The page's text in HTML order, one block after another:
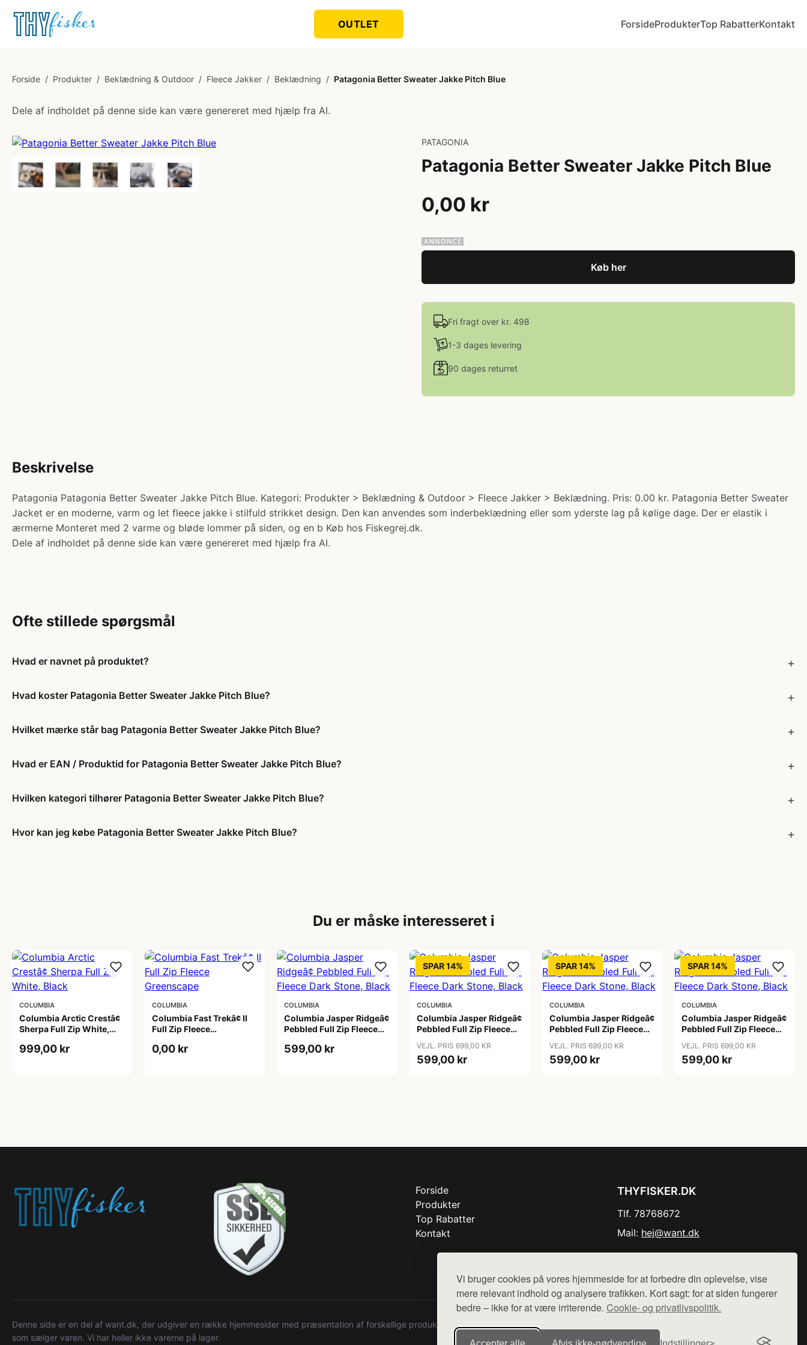
Vi bruger cookies på vores hjemmeside for at forbedre din oplevelse, vise
mere relevant indhold og analysere trafikken. Kort sagt: for at siden fungerer
bedre – ikke for at være irriterende. Cookie- og privatlivspolitik.
OUTLET ForsideProdukterTop RabatterKontakt
Forside / Produkter / Beklædning & Outdoor / Fleece Jakker / Beklædning / Patagonia Better Sweater Jakke Pitch Blue
Dele af indholdet på denne side kan være genereret med hjælp fra AI.
PATAGONIA
Patagonia Better Sweater Jakke Pitch Blue
0,00 kr
Køb her
Fri fragt over kr. 498
1-3 dages levering
90 dages returret
Beskrivelse
Patagonia Patagonia Better Sweater Jakke Pitch Blue. Kategori: Produkter > Beklædning & Outdoor > Fleece Jakker > Beklædning. Pris: 0.00 kr. Patagonia Better Sweater
Jacket er en moderne, varm og let fleece jakke i stilfuld strikket design. Den kan anvendes som inderbeklædning eller som yderste lag på kølige dage. Der er elastik i
ærmerne Monteret med 2 varme og bløde lommer på siden, og en b Køb hos Fiskegrej.dk.
Dele af indholdet på denne side kan være genereret med hjælp fra AI.
Ofte stillede spørgsmål
Hvad er navnet på produktet?
Hvad koster Patagonia Better Sweater Jakke Pitch Blue?
Hvilket mærke står bag Patagonia Better Sweater Jakke Pitch Blue?
Hvad er EAN / Produktid for Patagonia Better Sweater Jakke Pitch Blue?
Hvilken kategori tilhører Patagonia Better Sweater Jakke Pitch Blue?
Hvor kan jeg købe Patagonia Better Sweater Jakke Pitch Blue?
Du er måske interesseret i
COLUMBIA
Columbia Arctic Crestâ¢
Sherpa Full Zip White,
999,00 kr
COLUMBIA
Columbia Fast Trekâ¢ II
Full Zip Fleece
0,00 kr
COLUMBIA
Columbia Jasper Ridgeâ¢
Pebbled Full Zip Fleece
599,00 kr
SPAR 14%
COLUMBIA
Columbia Jasper Ridgeâ¢
Pebbled Full Zip Fleece
VEJL. PRIS 699,00 KR
599,00 kr
SPAR 14%
COLUMBIA
Columbia Jasper Ridgeâ¢
Pebbled Full Zip Fleece
VEJL. PRIS 699,00 KR
599,00 kr
SPAR 14%
COLUMBIA
Columbia Jasper Ridgeâ¢
Pebbled Full Zip Fleece
VEJL. PRIS 699,00 KR
599,00 kr
Forside
Produkter
Top Rabatter
Kontakt
THYFISKER.DK
Tlf. 78768672
Mail: hej@want.dk
Denne side er en del af want.dk, der udgiver en række hjemmesider med præsentation af forskellige produkter fra diverse webshops. Der sælges ikke varer fra denne side - vi henviser til de shops,
som sælger varen. Vi har heller ikke varerne på lager.